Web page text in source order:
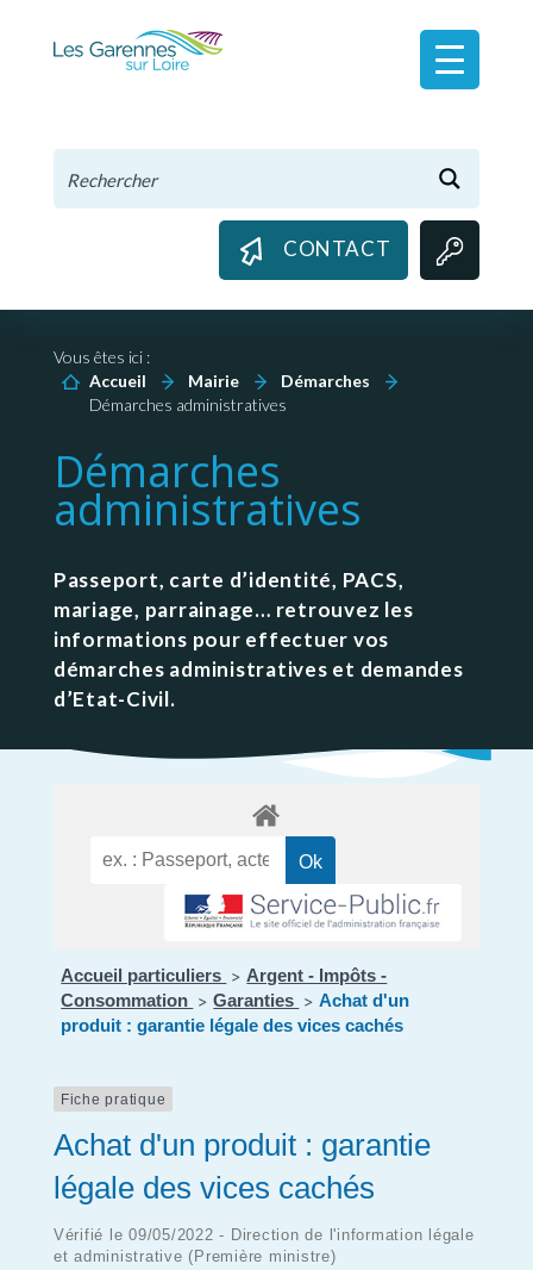
CONTACT
Vous êtes ici :
Accueil
Mairie
Démarches
Démarches administratives
Démarches
administratives
Passeport, carte d’identité, PACS,
mariage, parrainage… retrouvez les
informations pour effectuer vos
démarches administratives et demandes
d’Etat-Civil.
Accueil particuliers > Argent - Impôts -
Consommation > Garanties > Achat d'un
produit : garantie légale des vices cachés
Fiche pratique
Achat d'un produit : garantie
légale des vices cachés
Vérifié le 09/05/2022 - Direction de l'information légale
et administrative (Première ministre)